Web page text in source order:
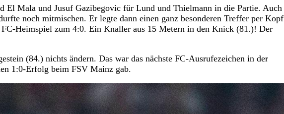
El Mala und Jusuf Gazibegovic für Lund und Thielmann in die Partie. Auch
noch mitmischen. Er legte dann einen ganz besonderen Treffer per Kopf
Heimspiel zum 4:0. Ein Knaller aus 15 Metern in den Knick (81.)! Der
(84.) nichts ändern. Das war das nächste FC-Ausrufezeichen in der
1:0-Erfolg beim FSV Mainz gab.